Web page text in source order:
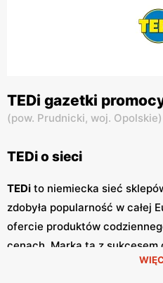
TEDi gazetki
(pow. Prudnicki, woj. Opolskie)
TEDi o sieci
TEDi to niemiecka sieć
zdobyła popularność w całej
ofercie produktów
cenach. Marka ta z sukcesem
rynku, oferując klientom